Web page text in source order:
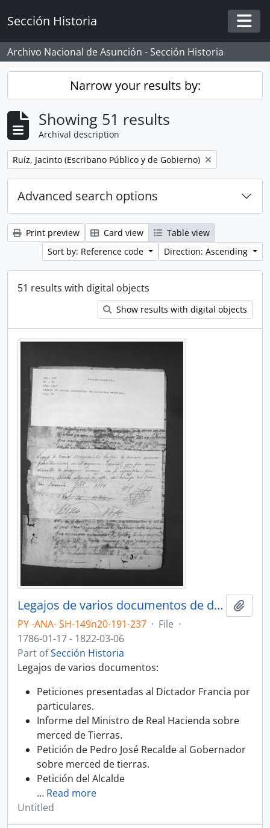
Sección Historia
Archivo Nacional de Asunción - Sección Historia
Narrow your results by:
Showing 51 results
Archival description
Remove filter:
Ruíz, Jacinto (Escribano Público y de Gobierno)
Advanced search options
Print preview Card view
Table view
Sort by: Reference code
Direction: Ascending
51 results with digital objects
Show results with digital objects
Legajos de varios documentos de distintas materias.
PY -ANA- SH-149n20-191-237 · File ·
1786-01-17 - 1822-03-06
Part ofSección Historia
Legajos de varios documentos:
Peticiones presentadas al Dictador Francia por
particulares.
Informe del Ministro de Real Hacienda sobre
merced de Tierras.
Petición de Pedro José Recalde al Gobernador
sobre merced de tierras.
Petición del Alcalde
… Read more
Untitled